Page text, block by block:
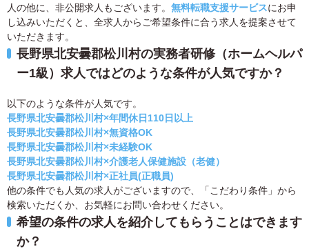
人の他に、非公開求人もございます。 無料転職支援サービスにお申
し込みいただくと、全求人からご希望条件に合う求人を提案させて
いただきます。
長野県北安曇郡松川村の実務者研修（ホームヘルパ
ー1級）求人ではどのような条件が人気ですか？
以下のような条件が人気です。
長野県北安曇郡松川村×年間休日110日以上
長野県北安曇郡松川村×無資格OK
長野県北安曇郡松川村×未経験OK
長野県北安曇郡松川村×介護老人保健施設（老健）
長野県北安曇郡松川村×正社員(正職員)
他の条件でも人気の求人がございますので、「こだわり条件」から
検索いただくか、お気軽にお問い合わせください。
希望の条件の求人を紹介してもらうことはできます
か？